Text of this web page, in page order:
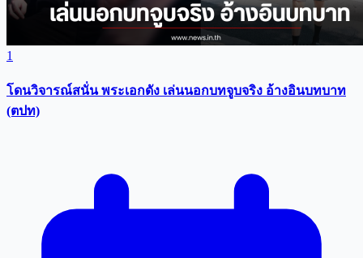
1
โดนวิจารณ์สนั่น พระเอกดัง เล่นนอกบทจูบจริง อ้างอินบทบาท
(ตปท)